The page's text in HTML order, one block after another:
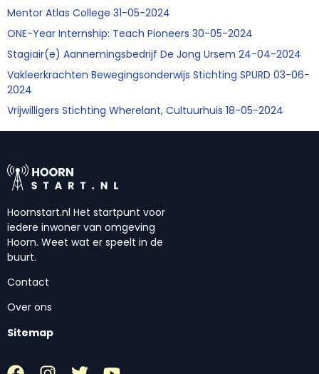
Mentor Atlas College 31-05-2024
ONE-Year Internship: Teach Pioneers 30-05-2024
Stagiair(e) Aannemingsbedrijf De Jong Ursem 24-04-2024
Vakleerkrachten Bewegingsonderwijs Stichting SPURD 03-06-
2024
Vrijwilligers Stichting Wherelant, Cultuurhuis 18-05-2024
Hoornstart.nl Het startpunt voor
iedere inwoner van omgeving
Hoorn. Weet wat er speelt in de
buurt.
Contact
Over ons
Sitemap